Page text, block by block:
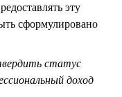
эту
сформулировано
статус
доход